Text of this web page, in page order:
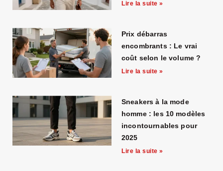
Lire la suite »
Prix débarras
encombrants : Le vrai
coût selon le volume ?
Lire la suite »
Sneakers à la mode
homme : les 10 modèles
incontournables pour
2025
Lire la suite »